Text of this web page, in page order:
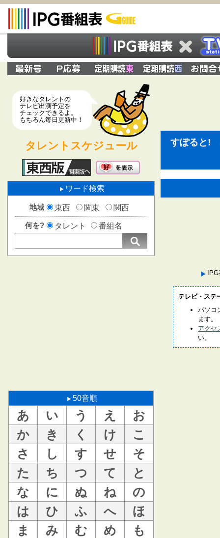
好きなタレントの
テレビ出演予定を
チェックできるよ。
もちろん毎日更新中！
タレントスケジュール
ワード検索
地域 東西 関東 関西
何を? タレント 番組名
50音順
あ い う え
お
か
き く け
こ
さ
し す せ
そ
た
ち つ て
と
な
に ぬ ね
の
は
ひ ふ へ
ほ
ま
み む め
も
すぽると!
テレビ・ステ
パソコ
ます。
アクセ
い。